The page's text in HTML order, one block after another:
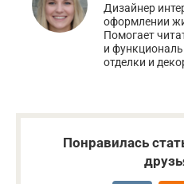
Дизайнер
оформлении
Помогает
и
отделки и
Понравилась